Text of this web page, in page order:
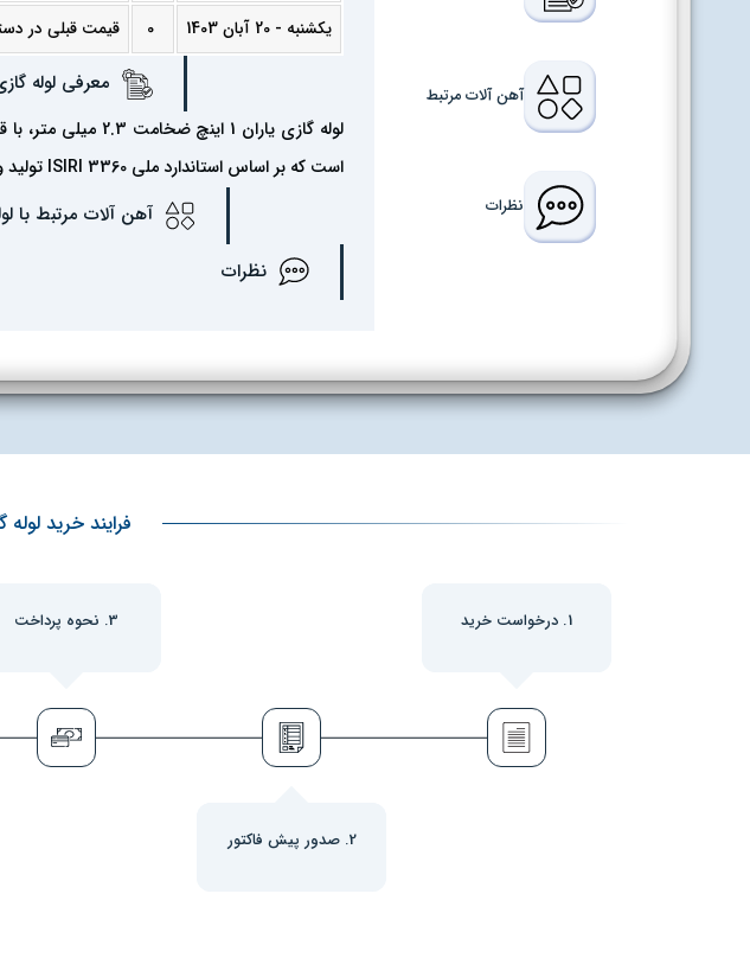
آهن آلات مرتبط
نظرات
یکشنبه - 20 آبان 1403
0 قیمت قبلی در
معرفی لوله گازی یاران 1
است که بر اساس استاندارد ملی ISIRI 3360 تولید و عرضه می‌شود.
آهن آلات مرتبط با لوله گازی
نظرات
فرایند خرید لوله گازی
1. درخواست خرید 3. نحوه پرداخت
2. صدور پیش فاکتور